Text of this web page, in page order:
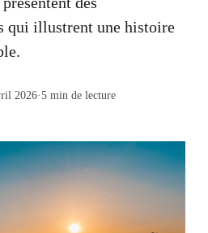
qui illustrent une histoire
2026·5 min de lecture